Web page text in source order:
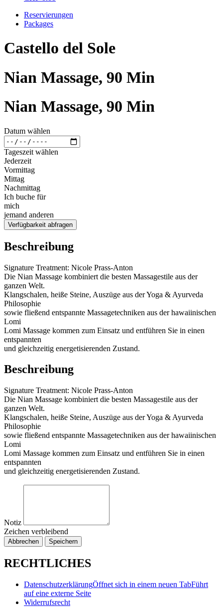
Reservierungen
Packages
Castello del Sole
Nian Massage, 90 Min
Nian Massage, 90 Min
Datum wählen
Tageszeit wählen
Jederzeit
Vormittag
Mittag
Nachmittag
Ich buche für
mich
jemand anderen
Verfügbarkeit abfragen
Beschreibung
Signature Treatment: Nicole Prass-Anton
Die Nian Massage kombiniert die besten Massagestile aus der
ganzen Welt.
Klangschalen, heiße Steine, Auszüge aus der Yoga & Ayurveda
Philosophie
sowie fließend entspannte Massagetechniken aus der hawaiinischen
Lomi
Lomi Massage kommen zum Einsatz und entführen Sie in einen
entspannten
und gleichzeitig energetisierenden Zustand.
Beschreibung
Signature Treatment: Nicole Prass-Anton
Die Nian Massage kombiniert die besten Massagestile aus der
ganzen Welt.
Klangschalen, heiße Steine, Auszüge aus der Yoga & Ayurveda
Philosophie
sowie fließend entspannte Massagetechniken aus der hawaiinischen
Lomi
Lomi Massage kommen zum Einsatz und entführen Sie in einen
entspannten
und gleichzeitig energetisierenden Zustand.
Notiz
Zeichen verbleibend
Abbrechen Speichern
RECHTLICHES
DatenschutzerklärungÖffnet sich in einem neuen TabFührt
auf eine externe Seite
Widerrufsrecht